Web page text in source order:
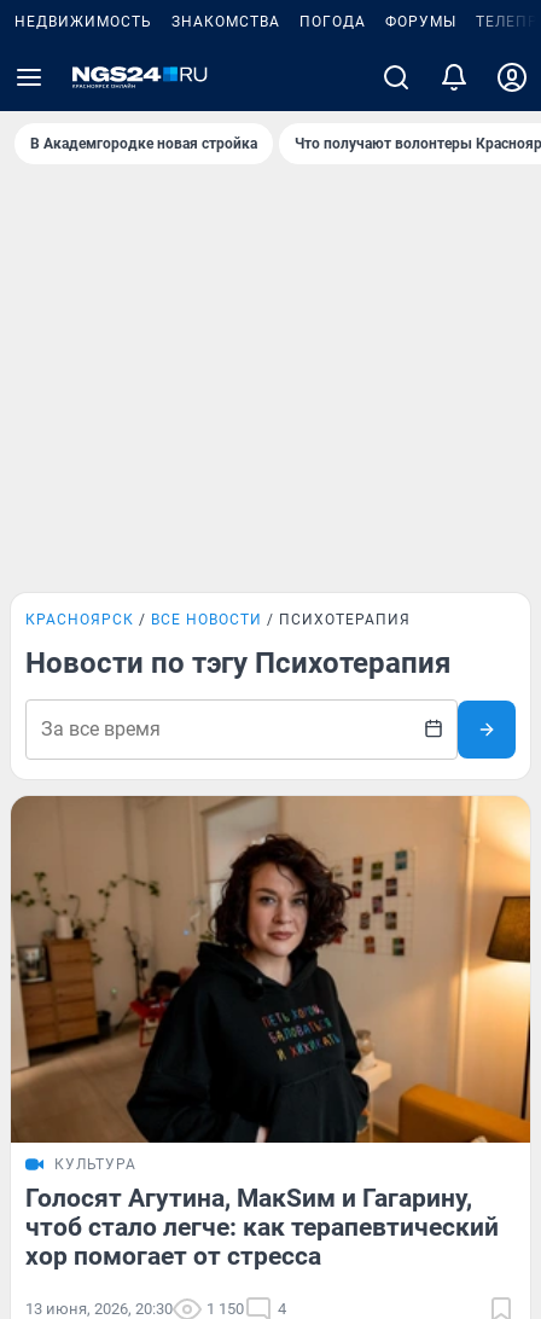
НЕДВИЖИМОСТЬ ЗНАКОМСТВА ПОГОДА ФОРУМЫ
В Академгородке новая стройка Что получают волонтеры
КРАСНОЯРСК ВСЕ НОВОСТИ ПСИХОТЕРАПИЯ
Новости по тэгу Психотерапия
КУЛЬТУРА
Голосят Агутина, МакSим и Гагарину,
чтоб стало легче: как терапевтический
хор помогает от стресса
13 июня, 2026, 20:30 1 150 4